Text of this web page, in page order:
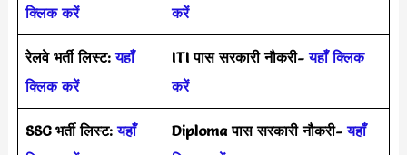
क्लिक करें
करें
रेलवे भर्ती लिस्ट: यहाँ
क्लिक करें
ITI पास सरकारी नौकरी- यहाँ क्लिक
करें
SSC भर्ती लिस्ट: यहाँ
Diploma पास सरकारी नौकरी- यहाँ